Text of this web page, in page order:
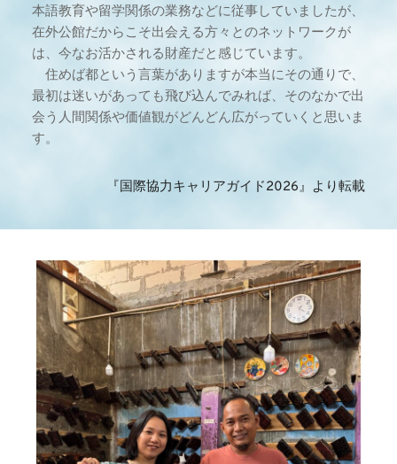
本語教育や留学関係の業務などに従事していましたが、
在外公館だからこそ出会える方々とのネットワークが
は、今なお活かされる財産だと感じています。
住めば都という言葉がありますが本当にその通りで、
最初は迷いがあっても飛び込んでみれば、そのなかで出
会う人間関係や価値観がどんどん広がっていくと思いま
す。
『国際協力キャリアガイド2026』より転載